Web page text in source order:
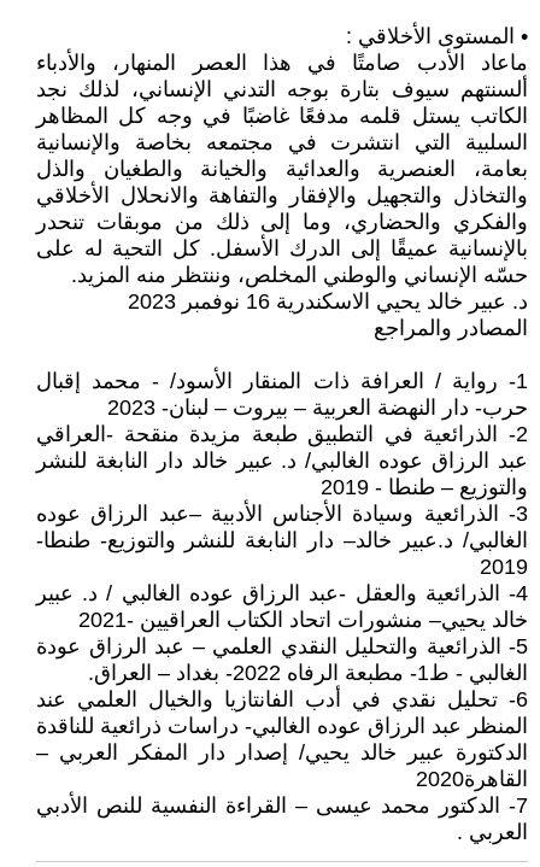
• المستوى الأخلاقي :
ماعاد الأدب صامتًا في هذا العصر المنهار، والأدباء
ألسنتهم سيوف بتارة بوجه التدني الإنساني، لذلك نجد
الكاتب يستل قلمه مدفعًا غاضبًا في وجه كل المظاهر
السلبية التي انتشرت في مجتمعه بخاصة والإنسانية
بعامة، العنصرية والعدائية والخيانة والطغيان والذل
والتخاذل والتجهيل والإفقار والتفاهة والانحلال الأخلاقي
والفكري والحضاري، وما إلى ذلك من موبقات تنحدر
بالإنسانية عميقًا إلى الدرك الأسفل. كل التحية له على
حسّه الإنساني والوطني المخلص، وننتظر منه المزيد.
د. عبير خالد يحيي الاسكندرية 16 نوفمبر 2023
المصادر والمراجع
1- رواية / العرافة ذات المنقار الأسود/ - محمد إقبال
حرب- دار النهضة العربية – بيروت – لبنان- 2023
2- الذرائعية في التطبيق طبعة مزيدة منقحة -العراقي
عبد الرزاق عوده الغالبي/ د. عبير خالد دار النابغة للنشر
والتوزيع – طنطا - 2019
3- الذرائعية وسيادة الأجناس الأدبية –عبد الرزاق عوده
الغالبي/ د.عبير خالد– دار النابغة للنشر والتوزيع- طنطا-
2019
4- الذرائعية والعقل -عبد الرزاق عوده الغالبي / د. عبير
خالد يحيي– منشورات اتحاد الكتاب العراقيين -2021
5- الذرائعية والتحليل النقدي العلمي – عبد الرزاق عودة
الغالبي - ط1- مطبعة الرفاه 2022- بغداد – العراق.
6- تحليل نقدي في أدب الفانتازيا والخيال العلمي عند
المنظر عبد الرزاق عوده الغالبي- دراسات ذرائعية للناقدة
الدكتورة عبير خالد يحيي/ إصدار دار المفكر العربي –
القاهرة2020
7- الدكتور محمد عيسى – القراءة النفسية للنص الأدبي
العربي .